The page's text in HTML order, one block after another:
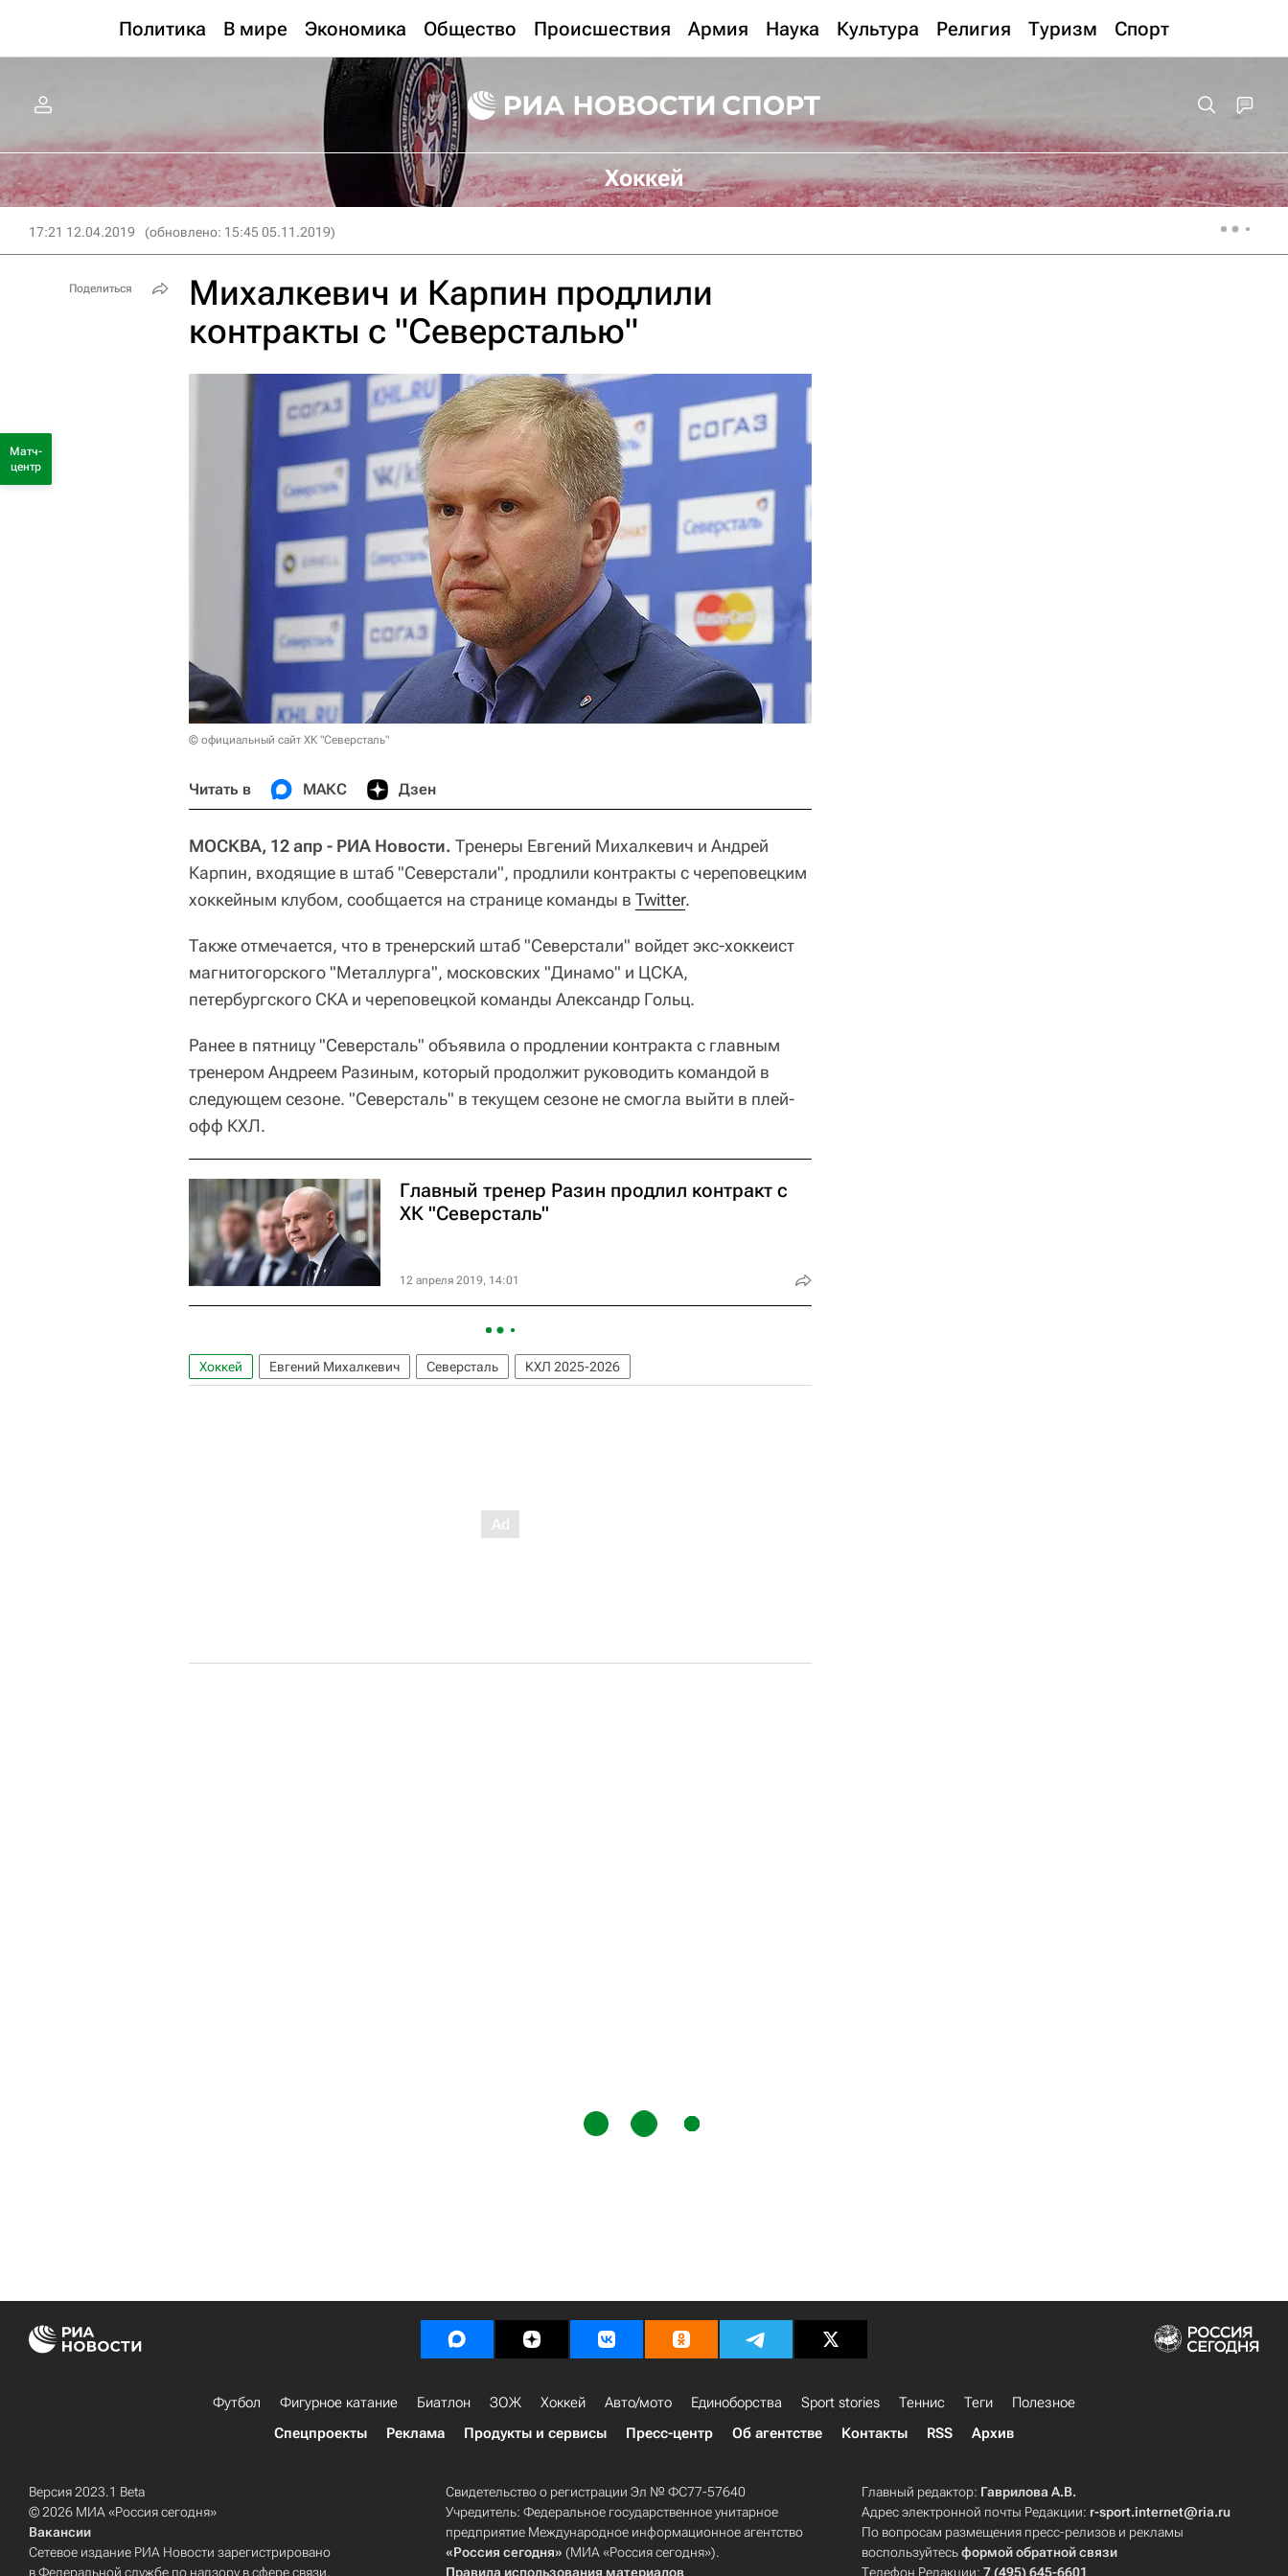
Политика В мире Экономика Общество Происшествия Армия Наука Культура Религия Туризм Спорт
Хоккей
17:21 12.04.2019 (обновлено: 15:45 05.11.2019)
Михалкевич и Карпин продлили
контракты с "Северсталью"
© официальный сайт ХК "Северсталь"
Читать в МАКС Дзен
МОСКВА, 12 апр - РИА Новости. Тренеры Евгений Михалкевич и Андрей
Карпин, входящие в штаб "Северстали", продлили контракты с череповецким
хоккейным клубом, сообщается на странице команды в Twitter.
Также отмечается, что в тренерский штаб "Северстали" войдет экс-хоккеист
магнитогорского "Металлурга", московских "Динамо" и ЦСКА,
петербургского СКА и череповецкой команды Александр Гольц.
Ранее в пятницу "Северсталь" объявила о продлении контракта с главным
тренером Андреем Разиным, который продолжит руководить командой в
следующем сезоне. "Северсталь" в текущем сезоне не смогла выйти в плей-
офф КХЛ.
Главный тренер Разин продлил контракт с
ХК "Северсталь"
12 апреля 2019, 14:01
Хоккей Евгений Михалкевич Северсталь КХЛ 2025-2026
Поделиться
Матч-
центр
Футбол Фигурное катание Биатлон ЗОЖ Хоккей Авто/мото Единоборства Sport stories Теннис Теги
Полезное
Спецпроекты
Реклама Продукты и сервисы Пресс-центр Об агентстве Контакты RSS Архив
Версия 2023.1 Beta
© 2026 МИА «Россия сегодня»
Вакансии
Сетевое издание РИА Новости зарегистрировано
в Федеральной службе по надзору в сфере связи,
Свидетельство о регистрации Эл № ФС77-57640
Учредитель: Федеральное государственное унитарное
предприятие Международное информационное агентство
«Россия сегодня» (МИА «Россия сегодня»).
Правила использования материалов
Главный редактор: Гаврилова А.В.
Адрес электронной почты Редакции: r-sport.internet@ria.ru
По вопросам размещения пресс-релизов и рекламы
воспользуйтесьформой обратной связи
Телефон Редакции:7 (495) 645-6601